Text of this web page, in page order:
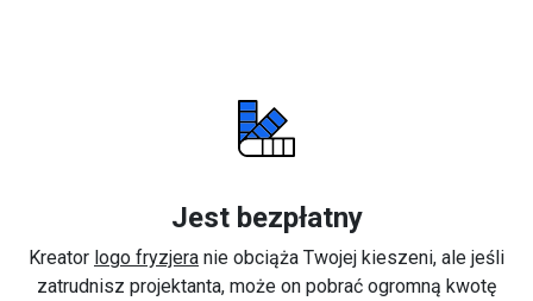
Jest bezpłatny
Kreator logo fryzjera nie obciąża Twojej kieszeni, ale jeśli
zatrudnisz projektanta, może on pobrać ogromną kwotę